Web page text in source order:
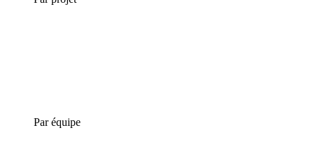
Par équipe